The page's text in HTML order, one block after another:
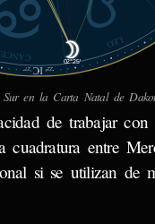
22°
IC
27'
LEO
02°25'
en la Carta Natal de
de trabajar con
cuadratura entre
si se utilizan de